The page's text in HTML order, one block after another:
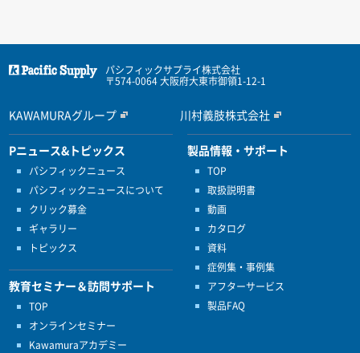
パシフィックサプライ株式会社
〒574-0064 大阪府大東市御領1-12-1
KAWAMURAグループ 川村義肢株式会社
Pニュース&トピックス
パシフィックニュース
パシフィックニュースについて
クリック募金
ギャラリー
トピックス
教育セミナー＆訪問サポート
TOP
オンラインセミナー
Kawamuraアカデミー
製品情報・サポート
TOP
取扱説明書
動画
カタログ
資料
症例集・事例集
アフターサービス
製品FAQ